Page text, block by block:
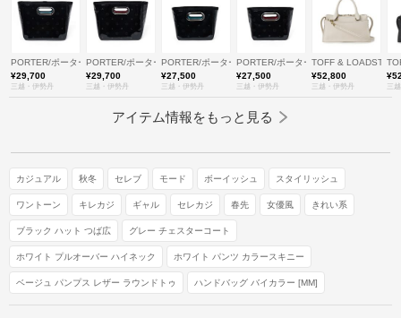
PORTER/ポーター
¥29,700
三越・伊勢丹
PORTER/ポーター
¥29,700
三越・伊勢丹
PORTER/ポーター
¥27,500
三越・伊勢丹
PORTER/ポーター
¥27,500
三越・伊勢丹
TOFF &
¥52,800
三越・伊勢丹 三
アイテム情報をもっと見る
カジュアル 秋冬 セレブ モード ボーイッシュ スタイリッシュ
ワントーン キレカジ ギャル セレカジ 春先 女優風 きれい系
ブラック ハット つば広 グレー チェスターコート
ホワイト プルオーバー ハイネック ホワイト パンツ カラースキニー
ベージュ パンプス レザー ラウンドトゥ ハンドバッグ バイカラー [MM]